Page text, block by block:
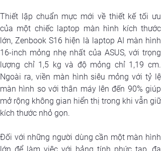
Thiết lập chuẩn mực mới về thiết kế tối ưu
của một chiếc laptop màn hình kích thước
lớn, Zenbook S16 hiện là laptop AI màn hình
16-inch mỏng nhẹ nhất của ASUS, với trọng
lượng chỉ 1,5 kg và độ mỏng chỉ 1,19 cm.
Ngoài ra, viền màn hình siêu mỏng với tỷ lệ
màn hình so với thân máy lên đến 90% giúp
mở rộng không gian hiển thị trong khi vẫn giữ
kích thước nhỏ gọn.
Đối với những người dùng cần một màn hình
lớn để làm việc với bảng tính phức tạp, đa